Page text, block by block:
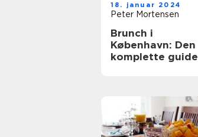
18. januar 2024
Peter Mortensen
Brunch i
København: Den
komplette guide